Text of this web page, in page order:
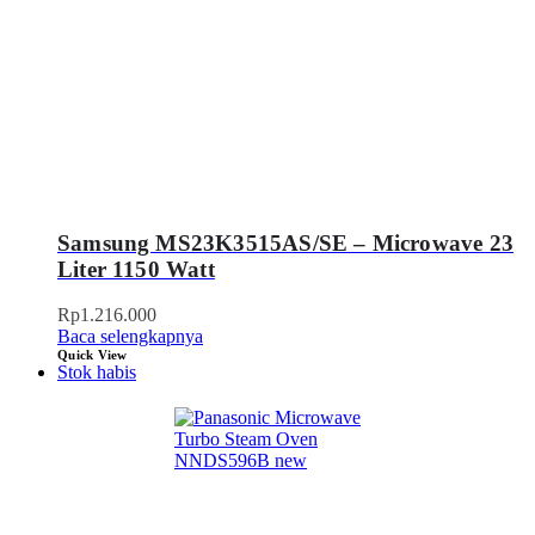
Samsung MS23K3515AS/SE – Microwave 23
Liter 1150 Watt
Rp1.216.000
Baca selengkapnya
Quick View
Stok habis